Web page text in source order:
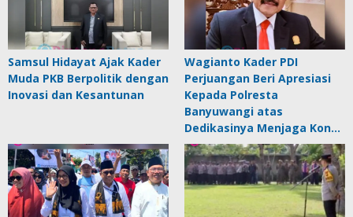
Samsul Hidayat Ajak Kader
Muda PKB Berpolitik dengan
Inovasi dan Kesantunan
Wagianto Kader PDI
Perjuangan Beri Apresiasi
Kepada Polresta
Banyuwangi atas
Dedikasinya Menjaga Kon…